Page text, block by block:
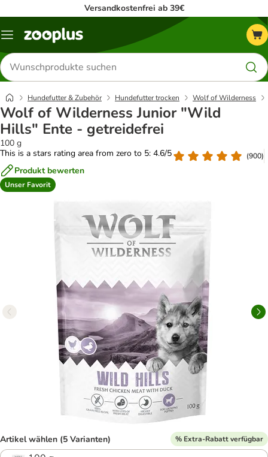
Versandkostenfrei ab 39€
Menü
Produkte
suchen
Hundefutter & Zubehör Hundefutter trocken Wolf of Wilderness
Wolf of Wilderness Junior "Wild
Hills" Ente - getreidefrei
100 g
This is a stars rating area from zero to 5: 4.6/5
(900)
Produkt bewerten
Unser Favorit
Artikel wählen (5 Varianten) % Extra-Rabatt verfügbar